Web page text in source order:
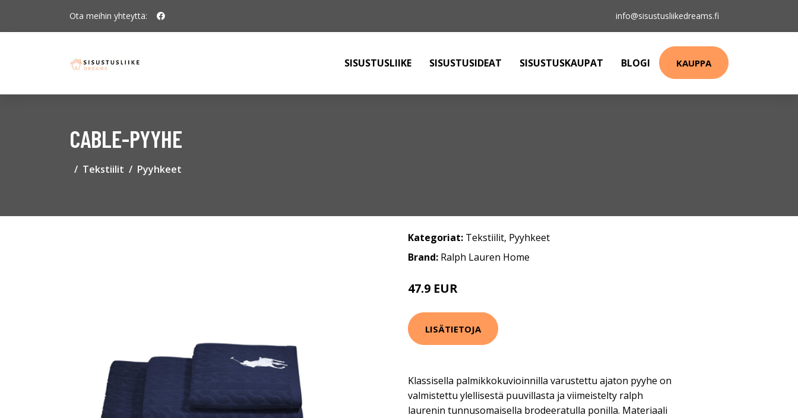
Ota meihin yhteyttä: info@sisustusliikedreams.fi
SISUSTUSLIIKE SISUSTUSIDEAT SISUSTUSKAUPAT BLOGI KAUPPA
CABLE-PYYHE
Tekstiilit Pyyhkeet
Kategoriat: Tekstiilit, Pyyhkeet
Brand: Ralph Lauren Home
47.9 EUR
LISÄTIETOJA
Klassisella palmikkokuvioinnilla varustettu ajaton pyyhe on
valmistettu ylellisestä puuvillasta ja viimeistelty ralph
laurenin tunnusomaisella brodeeratulla ponilla. Materiaali